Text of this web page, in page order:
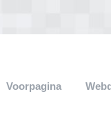
Voorpagina